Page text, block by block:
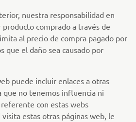
nuestra responsabilidad en
producto comprado a través de
al precio de compra pagado por
que el daño sea causado por
puede incluir enlaces a otras
que no tenemos influencia ni
con estas webs
estas otras páginas web, le